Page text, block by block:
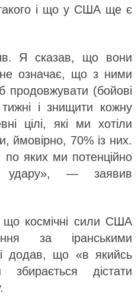
і що у США ще є
Я сказав, що вони
означає, що з ними
продовжувати (бойові
і знищити кожну
цілі, які ми хотіли
ймовірно, 70% із них.
яких ми потенційно
удару», — заявив
космічні сили США
за іранськими
додав, що «в якийсь
дістати